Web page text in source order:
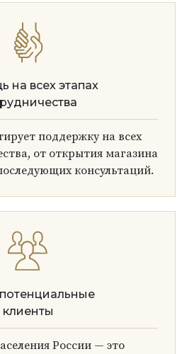
на всех этапах
поддержку на всех
от открытия магазина
консультаций.
клиенты
России — это